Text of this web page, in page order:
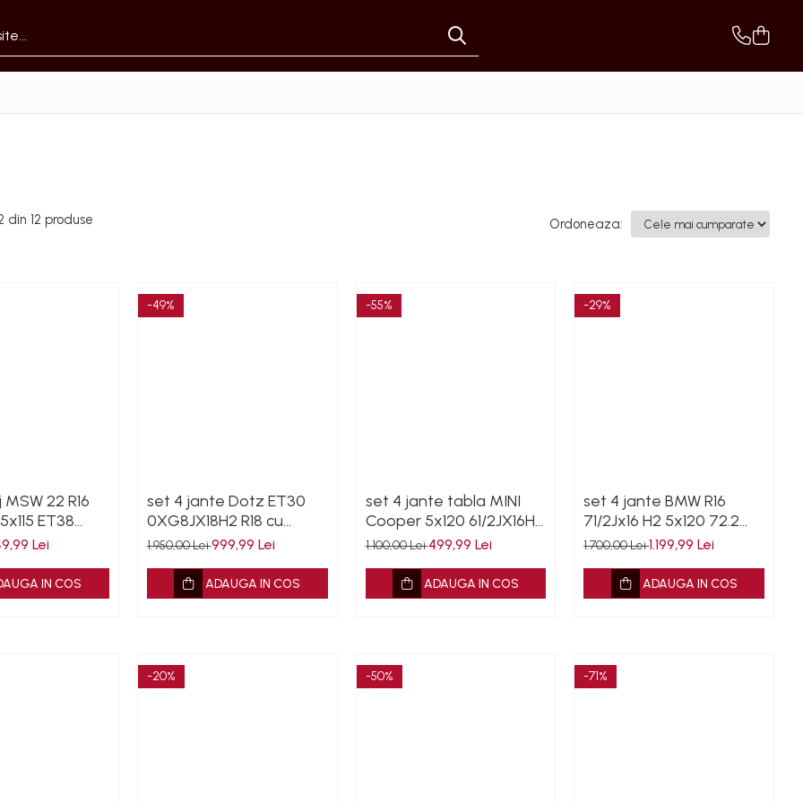
din 12 produse Ordoneaza:
22 R16
ET38
Lei
IN COS
-49%
set 4 jante Dotz ET30
0XG8JX18H2 R18 cu
garantie
1.950,00 Lei999,99 Lei
ADAUGA IN COS
-55%
set 4 jante tabla MINI
Cooper 5x120 61/2JX16H2
S46 ET46 R16 cu senzori
1.100,00 Lei499,99 Lei
ADAUGA IN COS
-29%
set 4 jante BMW R16
71/2Jx16 H2 5x120 72.2
6796237 SH cu senzori
1.700,00 Lei1.199,99 Lei
ADAUGA IN COS
-20% -50% -71%